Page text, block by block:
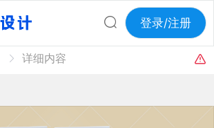
登录/注册
详细内容